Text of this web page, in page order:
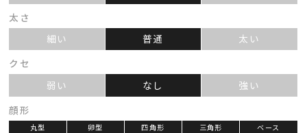
太さ
細い
普通
太い
クセ
弱い
なし
強い
顔形
丸型 卵型 四角形 三角形 ベース